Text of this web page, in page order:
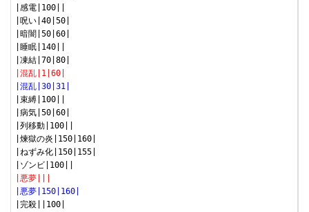
|感電|100||
|呪い|40|50|
|暗闇|50|60|
|睡眠|140||
|混乱|1|60|
|混乱|30|31|
|束縛|100||
|病気|50|60|
|列移動|100||
|煉獄の炎|150|160|
|ねずみ化|150|155|
|悪夢|||
|悪夢|150|160|
|完殺||100|